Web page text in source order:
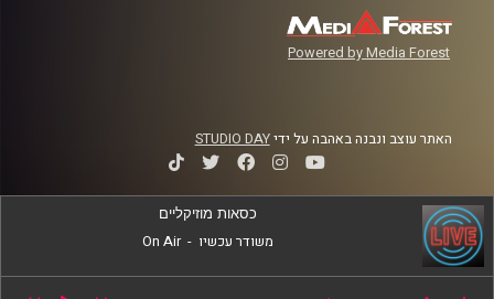
Powered by Media Forest
האתר עוצב ונבנה באהבה על ידיSTUDIO DAY
כסאות מוזיקליים
משודר עכשיו -
On Air